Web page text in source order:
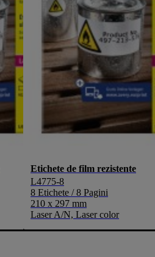
Etichete de film rezistente
L4775-8
8 Etichete / 8 Pagini
210 x 297 mm
Laser A/N, Laser color